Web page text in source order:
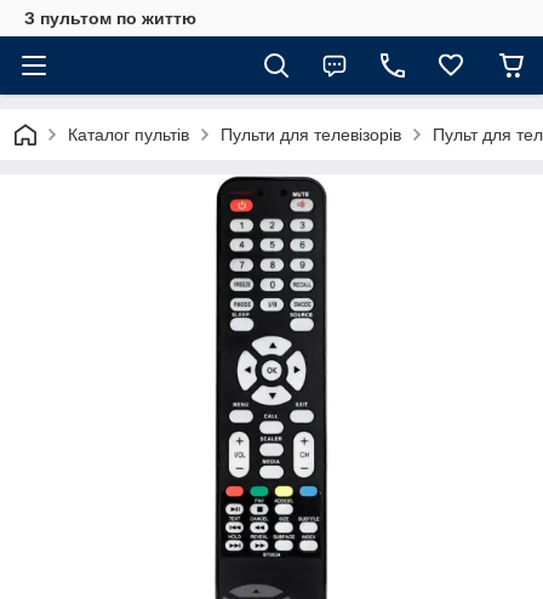
З пультом по життю
Каталог пультів Пульти для телевізорів Пульт для